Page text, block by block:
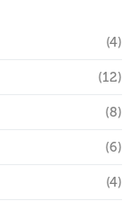
(4)
(12)
(8)
(6)
(4)